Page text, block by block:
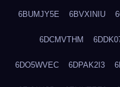
6BUMJY5E 6BVXINIU
6DCMVTHM
6DO5WVEC 6DPAK2I3